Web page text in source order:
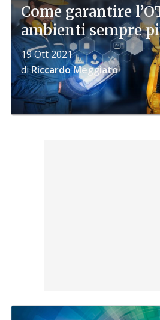
Come garantire
ambienti sempre
19 Ott 2021
diRiccardo Meggiato